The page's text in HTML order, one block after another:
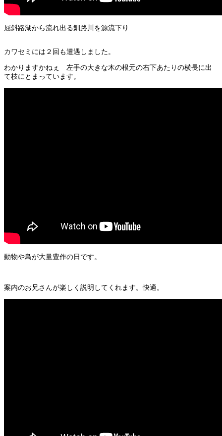
屈斜路湖から流れ出る釧路川を源流下り
カワセミには２回も遭遇しました。
わかりますかねぇ 左手の大きな木の根元の右下あたりの横長に出
て枝にとまっています。
動物や鳥が大量豊作の日です。
案内のお兄さんが楽しく説明してくれます。快適。